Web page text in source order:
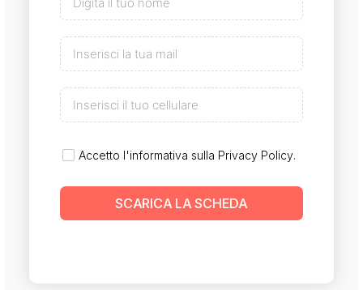
Accetto l'informativa sulla Privacy Policy.
SCARICA LA SCHEDA